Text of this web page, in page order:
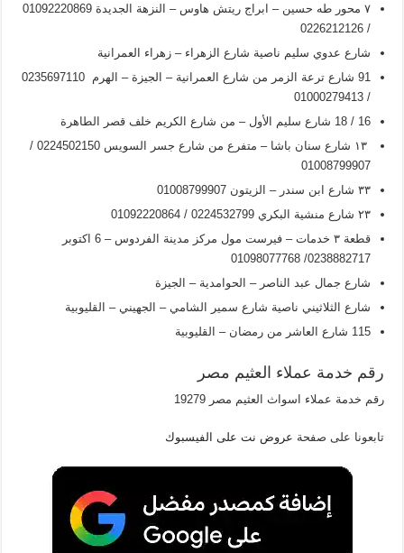
۷ محور طه حسين – ابراج ريتش هاوس – النزهة الجديدة 01092220869
/ 0226212126
شارع عدوي سليم ناصية شارع الزهراء – زهراء العمرانية
91 شارع ترعة الزمر من شارع العمرانية – الجيزة – الهرم 0235697110
/ 01000279413
16 / 18 شارع سليم الأول – من شارع الكريم خلف قصر الطاهرة
۱۳ شارع سنان باشا – متفرع من شارع جسر السويس 0224502150 /
01008799907
۳۳ شارع ابن سندر – الزيتون 01008799907
۲۳ شارع منشية البكري 0224532799 / 01092220864
قطعة ۳ خدمات – فيرست مول مركز مدينة الفردوس – 6 اکتوبر
0238882717/ 01098077768
شارع جمال عبد الناصر – الحوامدية – الجيزة
شارع الثلاثيني ناصية شارع سمير الشامي – الجهيني – القليوبية
115 شارع العاشر من رمضان – القليوبية
رقم خدمة عملاء العثيم مصر
رقم خدمة عملاء اسواث العثيم مصر 19279
تابعونا على صفحة عروض نت على الفيسبوك